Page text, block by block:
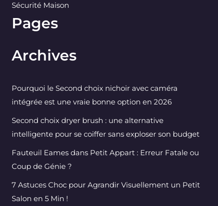
Sécurité Maison
Pages
Archives
Pourquoi le Second choix nichoir avec caméra
intégrée est une vraie bonne option en 2026
Second choix dryer brush : une alternative
intelligente pour se coiffer sans exploser son budget
Fauteuil Eames dans Petit Appart : Erreur Fatale ou
Coup de Génie ?
7 Astuces Choc pour Agrandir Visuellement un Petit
Salon en 5 Min !